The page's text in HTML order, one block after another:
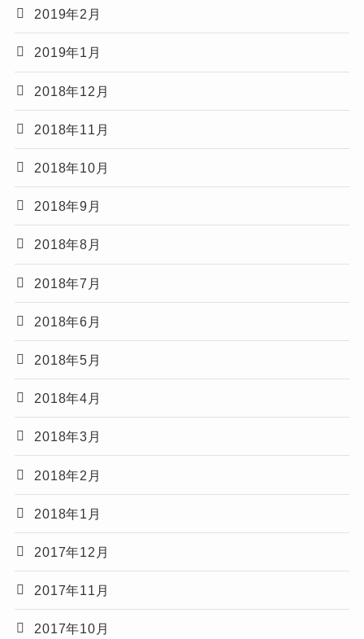
2019年2月
2019年1月
2018年12月
2018年11月
2018年10月
2018年9月
2018年8月
2018年7月
2018年6月
2018年5月
2018年4月
2018年3月
2018年2月
2018年1月
2017年12月
2017年11月
2017年10月